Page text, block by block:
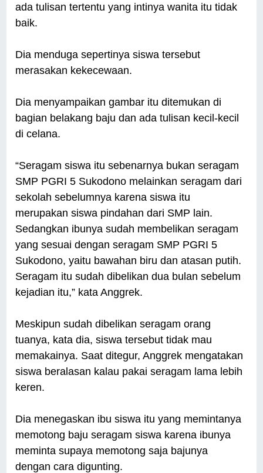
ada tulisan tertentu yang intinya wanita itu tidak
baik.
Dia menduga sepertinya siswa tersebut
merasakan kekecewaan.
Dia menyampaikan gambar itu ditemukan di
bagian belakang baju dan ada tulisan kecil-kecil
di celana.
“Seragam siswa itu sebenarnya bukan seragam
SMP PGRI 5 Sukodono melainkan seragam dari
sekolah sebelumnya karena siswa itu
merupakan siswa pindahan dari SMP lain.
Sedangkan ibunya sudah membelikan seragam
yang sesuai dengan seragam SMP PGRI 5
Sukodono, yaitu bawahan biru dan atasan putih.
Seragam itu sudah dibelikan dua bulan sebelum
kejadian itu,” kata Anggrek.
Meskipun sudah dibelikan seragam orang
tuanya, kata dia, siswa tersebut tidak mau
memakainya. Saat ditegur, Anggrek mengatakan
siswa beralasan kalau pakai seragam lama lebih
keren.
Dia menegaskan ibu siswa itu yang memintanya
memotong baju seragam siswa karena ibunya
meminta supaya memotong saja bajunya
dengan cara digunting.